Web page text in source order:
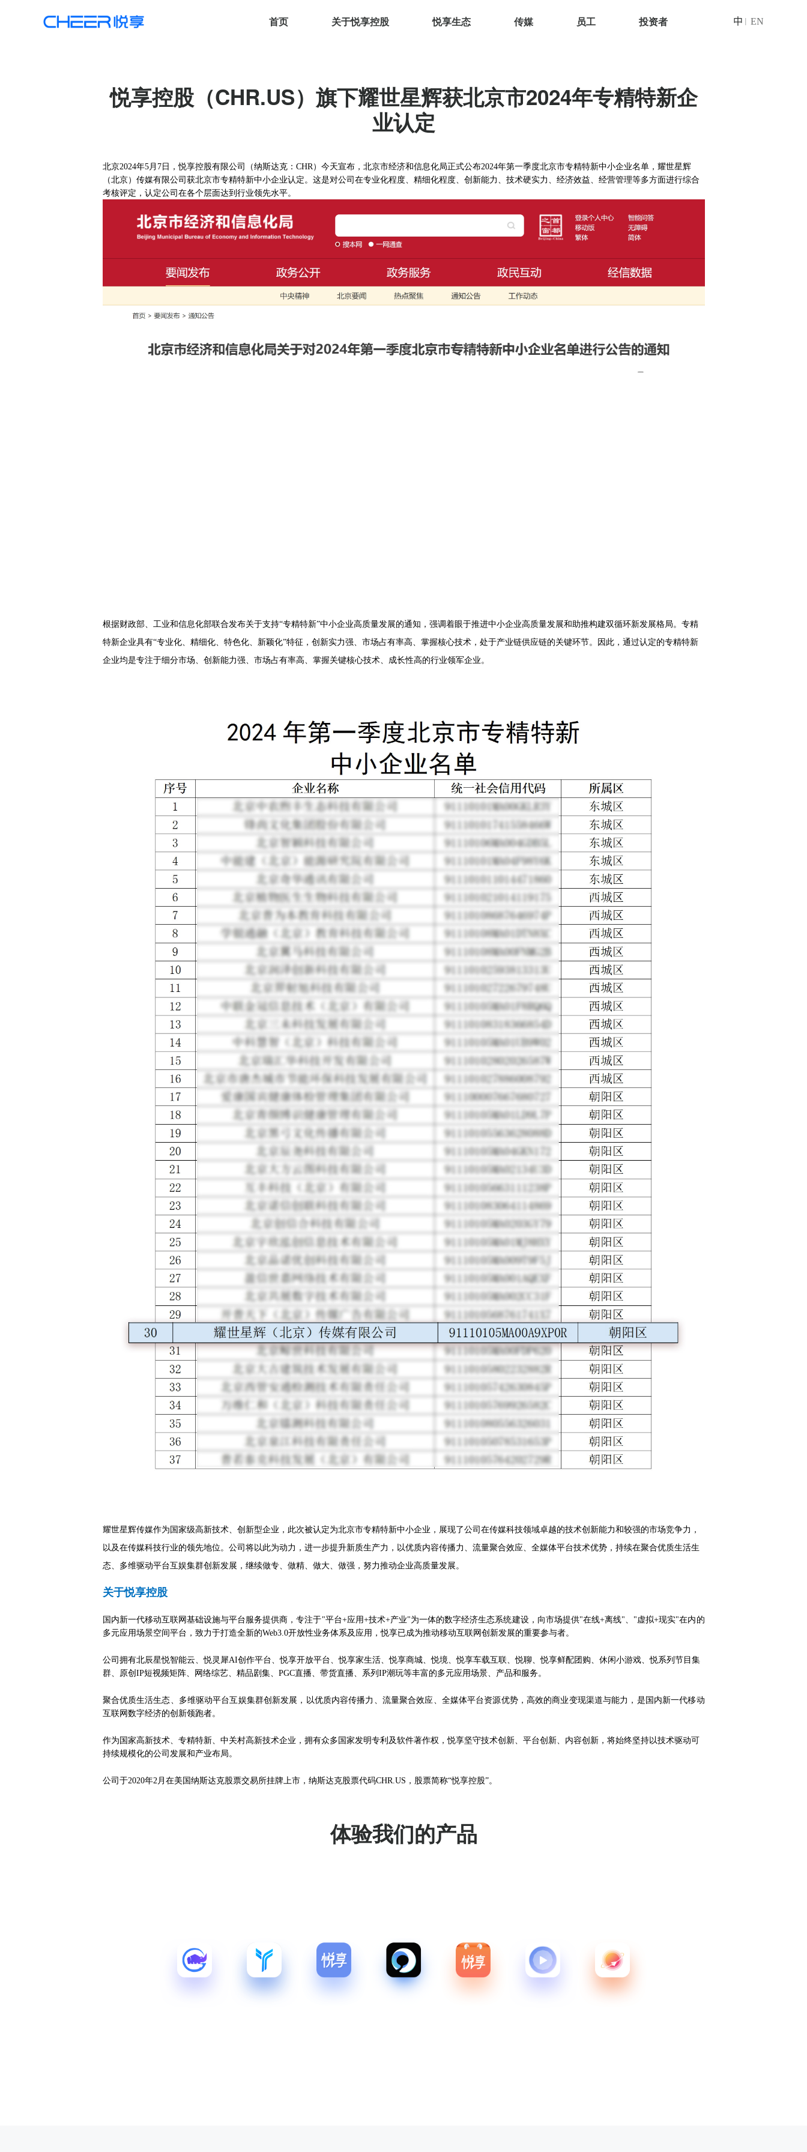
首页 关于悦享控股 悦享生态 传媒 员工 投资者 中 EN
悦享控股（CHR.US）旗下耀世星辉获北京市2024年专精特新企
业认定
北京2024年5月 7日，悦享控股有限公司（纳斯达克： CHR） 今天宣布， 北京市经济和信息化局正式公布2024年第一季度北京市专精特新中小企业名单， 耀世星辉
（北京） 传媒有限公司获北京市专精特新中小企业认定。这是对公司在专业化程度、精细化程度、创新能力、 技术硬实力、 经济效益、经营管理等多方面进行综合
考核评定 ， 认定公司在各个层面达到行业领先水平。
根据财政部、工业和信息化部联合发布关于支持“专精特新”中小企业高质量发展的通知，强调着眼于推进中小企业高质量发展和助推构建双循环新发展格局。专精
特新企业具有“专业化、精细化、特色化、新颖化”特征，创新实力强、市场占有率高、掌握核心技术，处于产业链供应链的关键环节。因此，通过认定的专精特新
企业均是专注于细分市场、创新能力强、市场占有率高、掌握关键核心技术、成长性高的行业领军企业。
耀世星辉传媒作为国家级高新技术、创新型企业，此次被认定为北京市专精特新中小企业，展现了公司在传媒科技领域卓越的技术创新能力和较强的市场竞争力，
以及在传媒科技行业的领先地位。公司将以此为动力，进一步提升新质生产力，以优质内容传播力、流量聚合效应、全媒体平台技术优势，持续在聚合优质生活生
态、多维驱动平台互娱集群创新发展，继续做专、做精、做大、做强，努力推动企业高质量发展。
关于悦享控股
国内新一代移动互联网基础设施与平台服务提供商，专注于"平台+应用+技术+产业"为一体的数字经济生态系统建设，向市场提供"在线+离线"、"虚拟+现实"在内的
多元应用场景空间平台，致力于打造全新的Web3.0开放性业务体系及应用，悦享已成为推动移动互联网创新发展的重要参与者。
公司拥有北辰星悦智能云、悦灵犀AI创作平台、悦享开放平台、悦享家生活、悦享商城、悦境、悦享车载互联、悦聊、悦享鲜配团购、休闲小游戏、悦系列节目集
群、原创IP短视频矩阵、网络综艺、精品剧集、PGC直播、带货直播、系列IP潮玩等丰富的多元应用场景、产品和服务。
聚合优质生活生态、多维驱动平台互娱集群创新发展，以优质内容传播力、流量聚合效应、全媒体平台资源优势，高效的商业变现渠道与能力，是国内新一代移动
互联网数字经济的创新领跑者。
作为国家高新技术、专精特新、中关村高新技术企业，拥有众多国家发明专利及软件著作权，悦享坚守技术创新、平台创新、内容创新，将始终坚持以技术驱动可
持续规模化的公司发展和产业布局。
公司于2020年2月在美国纳斯达克股票交易所挂牌上市，纳斯达克股票代码CHR.US，股票简称“悦享控股”。
体验我们的产品